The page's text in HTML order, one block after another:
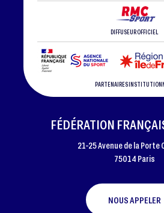
DIFFUSEUR OFFICIEL
PARTENAIRES
FÉDÉRATION
21-25 Avenue de la Porte
75014 Paris
NOUS APPELER